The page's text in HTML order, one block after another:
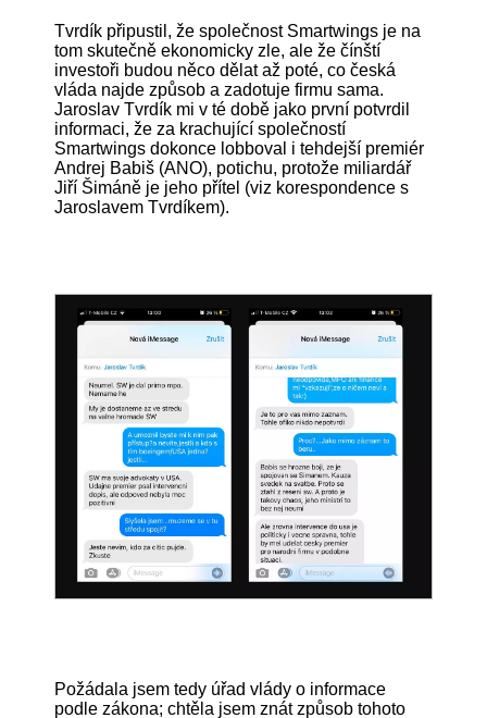
Tvrdík připustil, že společnost Smartwings je na
tom skutečně ekonomicky zle, ale že čínští
investoři budou něco dělat až poté, co česká
vláda najde způsob a zadotuje firmu sama.
Jaroslav Tvrdík mi v té době jako první potvrdil
informaci, že za krachující společností
Smartwings dokonce lobboval i tehdejší premiér
Andrej Babiš (ANO), potichu, protože miliardář
Jiří Šimáně je jeho přítel (viz korespondence s
Jaroslavem Tvrdíkem).
Požádala jsem tedy úřad vlády o informace
podle zákona; chtěla jsem znát způsob tohoto